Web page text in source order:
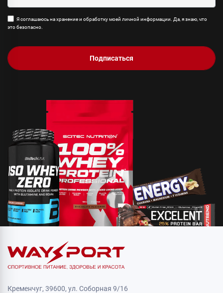
Я соглашаюсь на хранение и обработку моей личной информации. Да, я знаю, что
это безопасно.
Подписаться
Кременчуг, 39600, ул. Соборная 9/16